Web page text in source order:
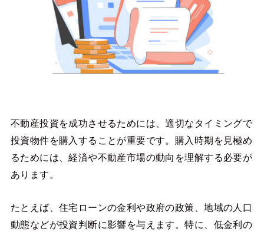
不動産投資を成功させるためには、適切なタイミングで
投資物件を購入することが重要です。購入時期を見極め
るためには、経済や不動産市場の動向を理解する必要が
あります。
たとえば、住宅ローンの金利や政府の政策、地域の人口
動態などが投資判断に影響を与えます。特に、低金利の